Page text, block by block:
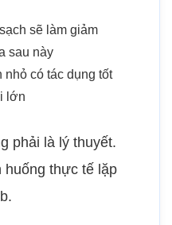
sẽ làm giảm
sau này
có tác dụng tốt
lớn
phải là lý thuyết.
huống thực tế lặp